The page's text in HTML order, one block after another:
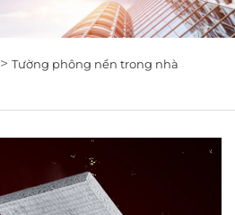
> Tường phông nền trong nhà